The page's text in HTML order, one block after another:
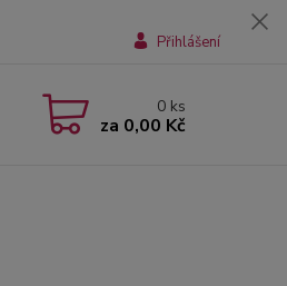
Přihlášení
0 ks
za 0,00 Kč